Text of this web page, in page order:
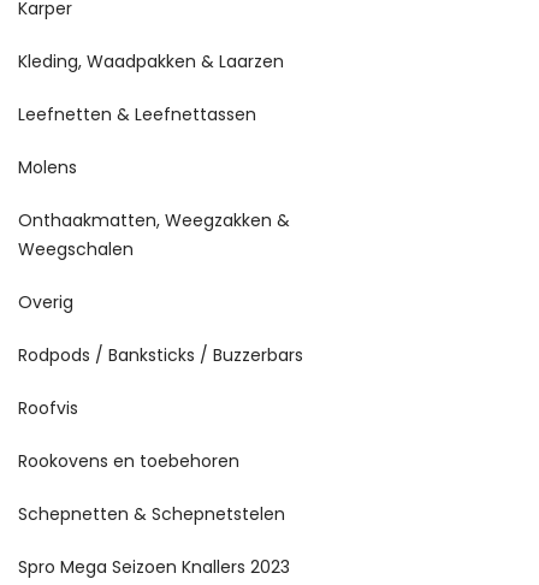
Karper
Kleding, Waadpakken & Laarzen
Leefnetten & Leefnettassen
Molens
Onthaakmatten, Weegzakken &
Weegschalen
Overig
Rodpods / Banksticks / Buzzerbars
Roofvis
Rookovens en toebehoren
Schepnetten & Schepnetstelen
Spro Mega Seizoen Knallers 2023